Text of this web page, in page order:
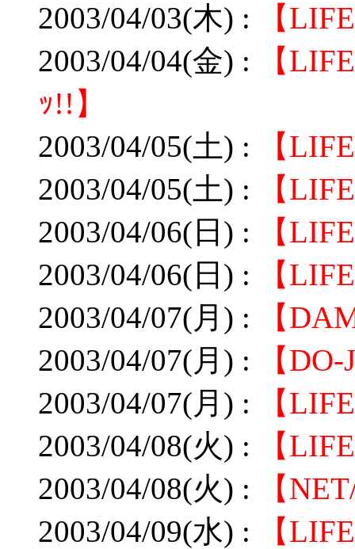
2003/04/03(木) :
【
2003/04/04(金) :
【
ｯ!!】
2003/04/05(土) :
【
2003/04/05(土) :
【
2003/04/06(日) :
【
2003/04/06(日) :
【
2003/04/07(月) :
【
2003/04/07(月) :
【
2003/04/07(月) :
【
2003/04/08(火) :
【
2003/04/08(火) :
【
2003/04/09(水) :
【